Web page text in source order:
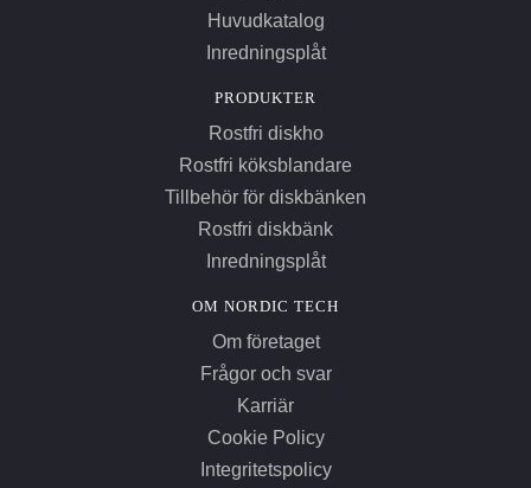
Huvudkatalog
Inredningsplåt
PRODUKTER
Rostfri diskho
Rostfri köksblandare
Tillbehör för diskbänken
Rostfri diskbänk
Inredningsplåt
OM NORDIC TECH
Om företaget
Frågor och svar
Karriär
Cookie Policy
Integritetspolicy